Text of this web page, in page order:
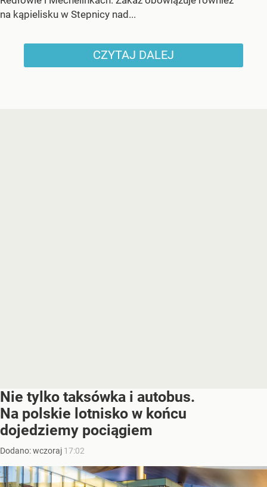
na kąpielisku w Stepnicy nad...
CZYTAJ DALEJ
Nie tylko taksówka i autobus.
Na polskie lotnisko w końcu
dojedziemy pociągiem
Dodano:wczoraj 17:02